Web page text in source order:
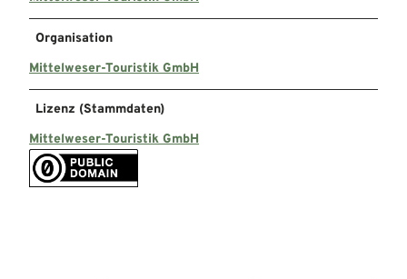
Organisation
Mittelweser-Touristik GmbH
Lizenz (Stammdaten)
Mittelweser-Touristik GmbH